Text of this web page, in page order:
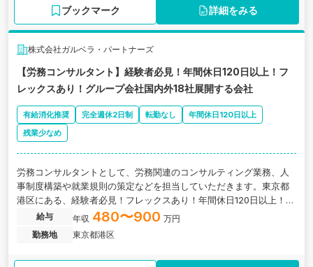
ブックマーク 詳細をみる
株式会社ガルベラ・パートナーズ
【労務コンサルタント】経験者必見！年間休日120日以上！フ
レックスあり！グループ会社国内外18社展開する会社
有給消化推奨 完全週休2日制 転勤なし
年間休日120日以上
残業少なめ
労務コンサルタントとして、労務関連のコンサルティング業務、人
事制度構築や就業規則の策定などを担当していただきます。東京都
港区にある、経験者必見！フレックスあり！年間休日120日以上！グ
ループ会社国内外18社展開する会社の求人です。
給与 年収 480〜900 万円
勤務地
東京都港区